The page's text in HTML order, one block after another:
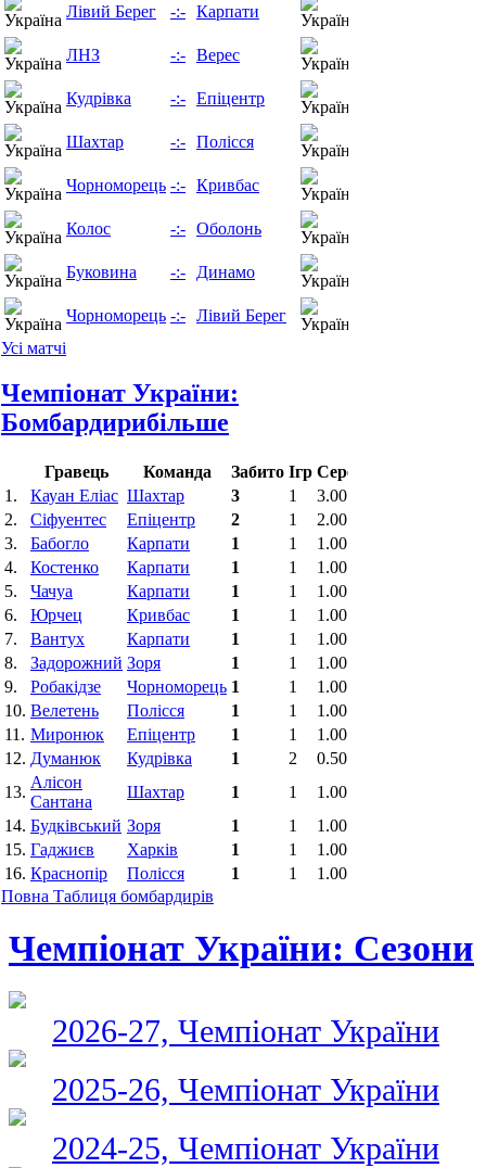
Лівий Берег
-:- Карпати
ЛНЗ
-:- Верес
Кудрівка
-:- Епіцентр
Шахтар
-:- Полісся
Чорноморець -:- Кривбас
Колос
-:- Оболонь
Буковина
-:- Динамо
Чорноморець -:- Лівий Берег
Усі матчі
Чемпіонат України:
Бомбардирибільше
Гравець Команда Забито Ігр Середнє
1.
Кауан Еліас Шахтар 3 1
3.00
2.
Сіфуентес Епіцентр 2 1
2.00
3.
Бабогло Карпати 1 1
1.00
4.
Костенко Карпати 1 1
1.00
5.
Чачуа Карпати 1 1
1.00
6.
Юрчец Кривбас 1 1
1.00
7.
Вантух Карпати 1 1
1.00
8.
Задорожний Зоря 1 1
1.00
9.
Робакідзе Чорноморець 1 1
1.00
10. Велетень Полісся 1 1
1.00
11. Миронюк Епіцентр 1 1
1.00
12. Думанюк Кудрівка 1 2
0.50
13.
Алісон
Сантана
Шахтар 1 1
1.00
14. Будківський Зоря 1 1
1.00
15. Гаджиєв Харків 1 1
1.00
16. Краснопір Полісся 1 1
1.00
Повна Таблиця бомбардирів
Чемпіонат України: Сезони
2026-27, Чемпіонат України
2025-26, Чемпіонат України
2024-25, Чемпіонат України